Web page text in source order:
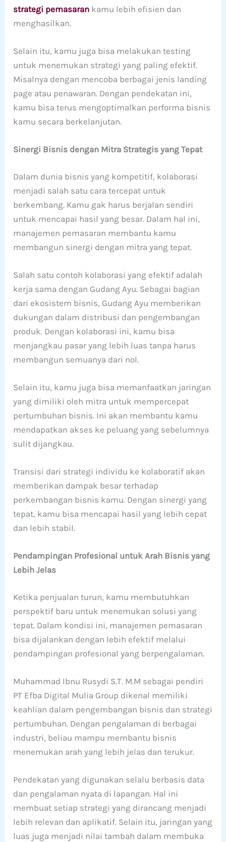
strategi pemasaran kamu lebih efisien dan
menghasilkan.
Selain itu, kamu juga bisa melakukan testing
untuk menemukan strategi yang paling efektif.
Misalnya dengan mencoba berbagai jenis landing
page atau penawaran. Dengan pendekatan ini,
kamu bisa terus mengoptimalkan performa bisnis
kamu secara berkelanjutan.
Sinergi Bisnis dengan Mitra Strategis yang Tepat
Dalam dunia bisnis yang kompetitif, kolaborasi
menjadi salah satu cara tercepat untuk
berkembang. Kamu gak harus berjalan sendiri
untuk mencapai hasil yang besar. Dalam hal ini,
manajemen pemasaran membantu kamu
membangun sinergi dengan mitra yang tepat.
Salah satu contoh kolaborasi yang efektif adalah
kerja sama dengan Gudang Ayu. Sebagai bagian
dari ekosistem bisnis, Gudang Ayu memberikan
dukungan dalam distribusi dan pengembangan
produk. Dengan kolaborasi ini, kamu bisa
menjangkau pasar yang lebih luas tanpa harus
membangun semuanya dari nol.
Selain itu, kamu juga bisa memanfaatkan jaringan
yang dimiliki oleh mitra untuk mempercepat
pertumbuhan bisnis. Ini akan membantu kamu
mendapatkan akses ke peluang yang sebelumnya
sulit dijangkau.
Transisi dari strategi individu ke kolaboratif akan
memberikan dampak besar terhadap
perkembangan bisnis kamu. Dengan sinergi yang
tepat, kamu bisa mencapai hasil yang lebih cepat
dan lebih stabil.
Pendampingan Profesional untuk Arah Bisnis yang
Lebih Jelas
Ketika penjualan turun, kamu membutuhkan
perspektif baru untuk menemukan solusi yang
tepat. Dalam kondisi ini, manajemen pemasaran
bisa dijalankan dengan lebih efektif melalui
pendampingan profesional yang berpengalaman.
Muhammad Ibnu Rusydi S.T. M.M sebagai pendiri
PT Efba Digital Mulia Group dikenal memiliki
keahlian dalam pengembangan bisnis dan strategi
pertumbuhan. Dengan pengalaman di berbagai
industri, beliau mampu membantu bisnis
menemukan arah yang lebih jelas dan terukur.
Pendekatan yang digunakan selalu berbasis data
dan pengalaman nyata di lapangan. Hal ini
membuat setiap strategi yang dirancang menjadi
lebih relevan dan aplikatif. Selain itu, jaringan yang
luas juga menjadi nilai tambah dalam membuka